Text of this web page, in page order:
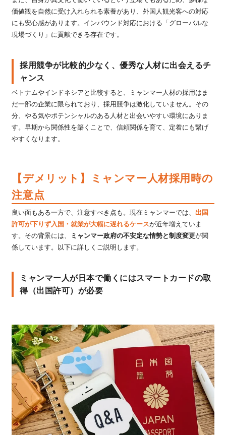
価値観を自然に受け入れられる素養があり、外国人観光客への対応
にも安心感があります。インバウンド対応における「グローバルな
現場づくり」に貢献できる存在です。
採用競争が比較的少なく、優秀な人材に出会えるチ
ャンス
ベトナムやインドネシアと比較すると、ミャンマー人材の採用はま
だ一部の企業に限られており、採用競争は激化していません。その
分、やる気やポテンシャルのある人材と出会いやすい環境にありま
す。早期から関係性を築くことで、信頼関係を育て、定着にも繋げ
やすくなります。
【デメリット】ミャンマー人材採用時の
注意点
良い面もある一方で、注意すべき点も。現在ミャンマーでは、出国
許可が下りず入国・就業が大幅に遅れるケースが近年増えていま
す。その背景には、
ミャンマー政府の不安定な情勢と制度変更が関
係しています。以下に詳しくご説明します。
ミャンマー人が日本で働くにはスマートカードの取
得（出国許可）が必要